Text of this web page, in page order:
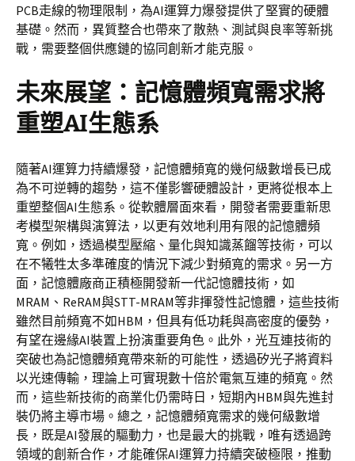
PCB走線的物理限制，為AI運算力爆發提供了堅實的硬體
基礎。然而，異質整合也帶來了散熱、測試與良率等新挑
戰，需要整個供應鏈的協同創新才能克服。
未來展望：記憶體頻寬需求將
重塑AI生態系
隨著AI運算力持續爆發，記憶體頻寬的幾何級數增長已成
為不可逆轉的趨勢，這不僅影響硬體設計，更將從根本上
重塑整個AI生態系。從軟體層面來看，開發者需要重新思
考模型架構與演算法，以更有效地利用有限的記憶體頻
寬。例如，透過模型壓縮、量化與知識蒸餾等技術，可以
在不犧牲太多準確度的情況下減少對頻寬的需求。另一方
面，記憶體廠商正積極開發新一代記憶體技術，如
MRAM、ReRAM與STT-MRAM等非揮發性記憶體，這些技術
雖然目前頻寬不如HBM，但具有低功耗與高密度的優勢，
有望在邊緣AI裝置上扮演重要角色。此外，光互連技術的
突破也為記憶體頻寬帶來新的可能性，透過矽光子將資料
以光速傳輸，理論上可實現數十倍於電氣互連的頻寬。然
而，這些新技術的商業化仍需時日，短期內HBM與先進封
裝仍將主導市場。總之，記憶體頻寬需求的幾何級數增
長，既是AI發展的驅動力，也是最大的挑戰，唯有透過跨
領域的創新合作，才能確保AI運算力持續突破極限，推動